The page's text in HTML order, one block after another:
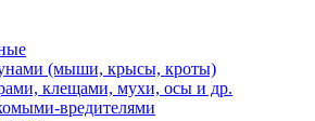
(мыши, крысы, кроты)
клещами, мухи, осы и др.
вредителями